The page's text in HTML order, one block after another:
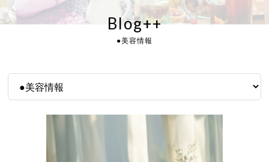
Blog++
●美容情報